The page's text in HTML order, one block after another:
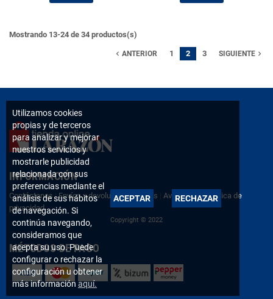
Mostrando 13-24 de 34 productos(s)
navigate_before ANTERIOR 1 2 3 SIGUIENTE navigate_next
INFORMACIÓN
Contáctanos |Envíos y devoluciones|FAQs | Aviso legal|Política de
privacidad
Copyright © 2022
MÉTODOS DE PAGO
Utilizamos cookies
propias y de terceros
para analizar y mejorar
nuestros servicios y
mostrarle publicidad
relacionada con sus
preferencias mediante el
análisis de sus hábitos
de navegación. Si
continúa navegando,
consideramos que
acepta su uso. Puede
configurar o rechazar la
configuración u obtener
más información aquí.
ACEPTAR RECHAZAR